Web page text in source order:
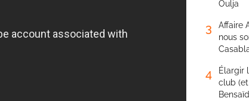
Oulja
3
Affaire
nous
4
Élargir
club